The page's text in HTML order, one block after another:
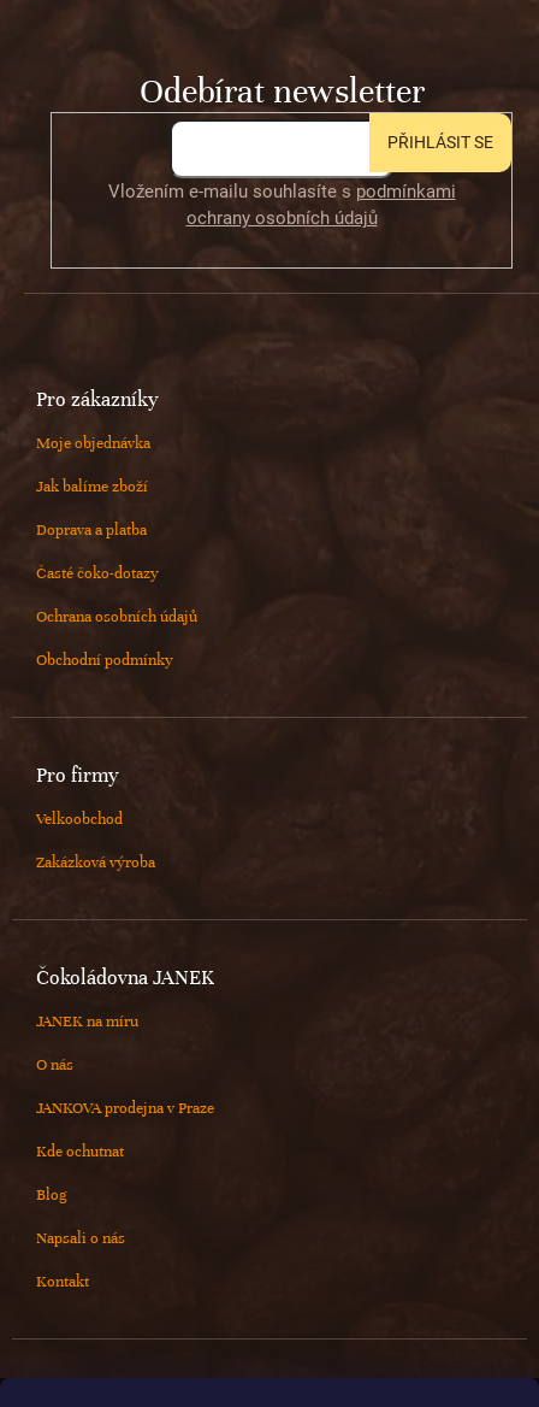
Odebírat newsletter
Vložením e-mailu souhlasíte s podmínkami
ochrany osobních údajů
PŘIHLÁSIT SE
Pro zákazníky
Moje objednávka
Jak balíme zboží
Doprava a platba
Časté čoko-dotazy
Ochrana osobních údajů
Obchodní podmínky
Pro firmy
Velkoobchod
Zakázková výroba
Čokoládovna JANEK
JANEK na míru
O nás
JANKOVA prodejna v Praze
Kde ochutnat
Blog
Napsali o nás
Kontakt